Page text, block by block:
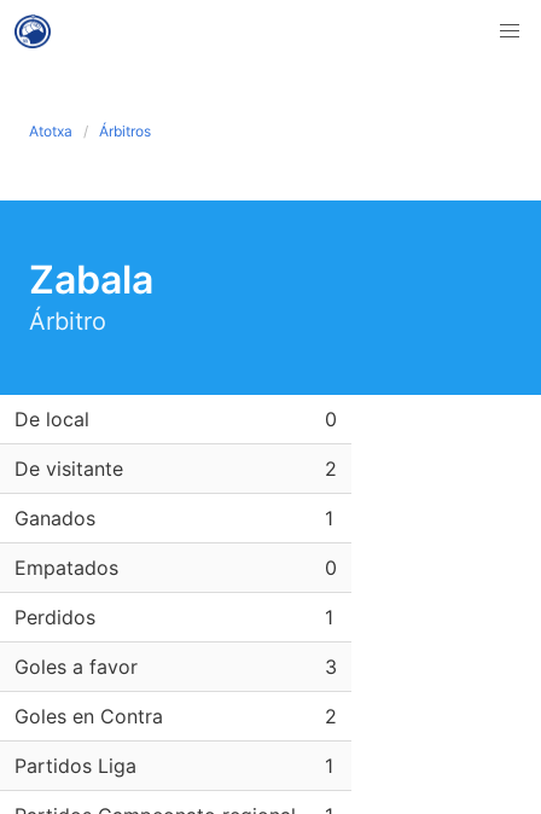
Atotxa Árbitros
Zabala
Árbitro
De local 0
De visitante 2
Ganados 1
Empatados 0
Perdidos 1
Goles a favor 3
Goles en Contra 2
Partidos Liga 1